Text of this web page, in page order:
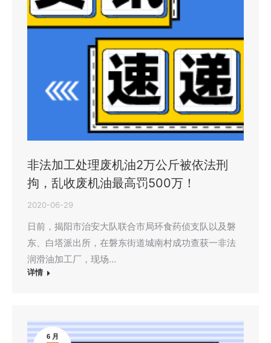
非法加工处理废机油2万公斤被依法刑
拘，乱收废机油最高罚500万！
2020-06-29
日前，揭阳市治安大队联合市局环食药侦支队以及磐
东、白塔派出所，在磐东街道城南村成功查获一非法
润滑油加工厂，现场…
详情
6 月